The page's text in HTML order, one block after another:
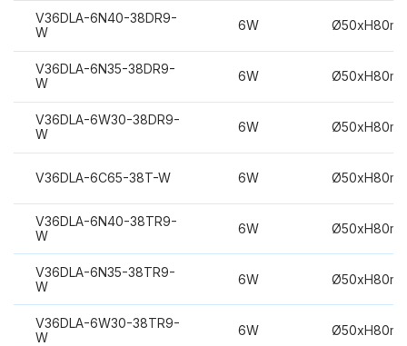
V36DLA-6N40-38DR9-
W
6W
V36DLA-6N35-38DR9-
W
6W
V36DLA-6W30-38DR9-
W
6W
V36DLA-6C65-38T-W 6W
V36DLA-6N40-38TR9-
W
6W
V36DLA-6N35-38TR9-
W
6W
V36DLA-6W30-38TR9-
W
6W